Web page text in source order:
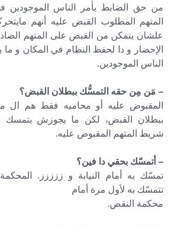
من حق الضابط يأمر الناس الموجودين
المتهم المطلوب القبض عليه أنهم
علشان يتمكن من القبض على المتهم
الإحضار و دا لحفظ النظام في المكان و
الناس الموجودين.
– مَن مِن حقه التمسُّك ببطلان القبض؟
المقبوض عليه أو محاميه فقط هم ال
ببطلان القبض، لكن ما يجوزش يتمسك
شريط المتهم المقبوض عليه.
– أتمسّك بحقي دا فين؟
تمسّك به أمام النيابة و ززززز.
تتمسّك به لأول مرة أمام
محكمة النقض.